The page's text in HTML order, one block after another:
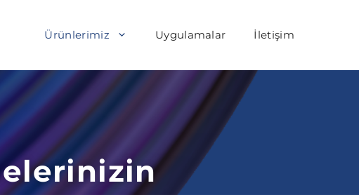
Ürünlerimiz Uygulamalar İletişim